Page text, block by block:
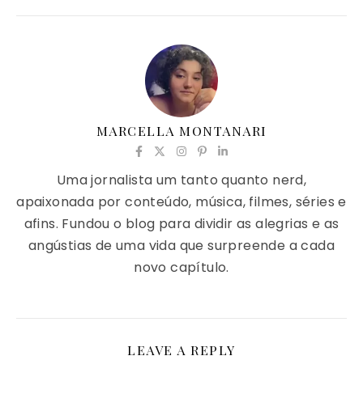
MARCELLA MONTANARI
Uma jornalista um tanto quanto nerd,
apaixonada por conteúdo, música, filmes, séries e
afins. Fundou o blog para dividir as alegrias e as
angústias de uma vida que surpreende a cada
novo capítulo.
LEAVE A REPLY